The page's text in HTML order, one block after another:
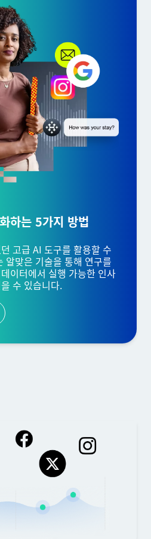
하는 5가지 방법
고급 AI 도구를 활용할 수
알맞은 기술을 통해 연구를
이터에서 실행 가능한 인사
수 있습니다.